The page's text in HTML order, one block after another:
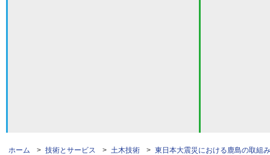
ホーム > 技術とサービス > 土木技術 > 東日本大震災における鹿島の取組み